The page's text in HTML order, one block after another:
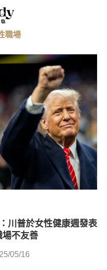
職場
川普於女性健康週發表
場不友善
05/16